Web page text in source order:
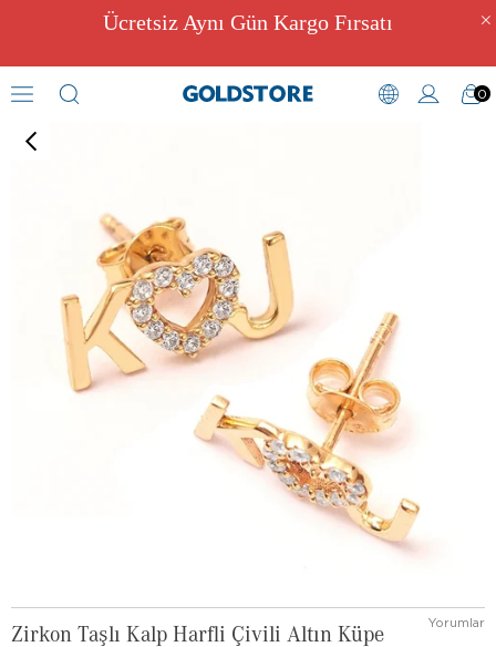
Ücretsiz Aynı Gün Kargo Fırsatı
0
Zirkon Taşlı Küpeler
Zirkon Taşlı Kalp Harfli Çivili Altın Küpe Yorumlar